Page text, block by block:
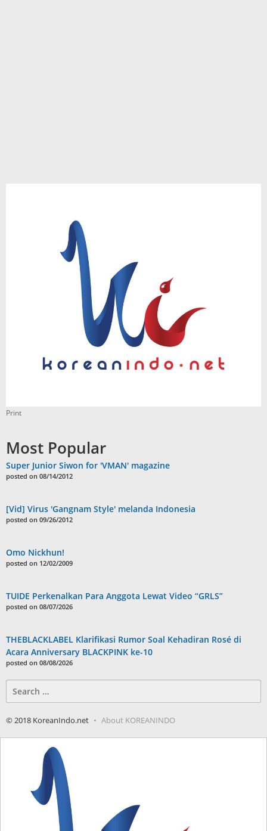
Print
Most Popular
Super Junior Siwon for 'VMAN' magazine
posted on 08/14/2012
[Vid] Virus 'Gangnam Style' melanda Indonesia
posted on 09/26/2012
Omo Nickhun!
posted on 12/02/2009
TUIDE Perkenalkan Para Anggota Lewat Video “GRLS”
posted on 08/07/2026
THEBLACKLABEL Klarifikasi Rumor Soal Kehadiran Rosé di
Acara Anniversary BLACKPINK ke-10
posted on 08/08/2026
for:
© 2018 KoreanIndo.net About KOREANINDO